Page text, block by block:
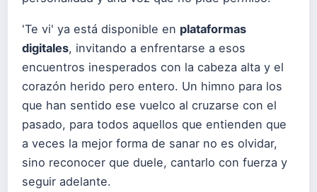
'Te vi' ya está disponible en plataformas
digitales, invitando a enfrentarse a esos
encuentros inesperados con la cabeza alta y el
corazón herido pero entero. Un himno para los
que han sentido ese vuelco al cruzarse con el
pasado, para todos aquellos que entienden que
a veces la mejor forma de sanar no es olvidar,
sino reconocer que duele, cantarlo con fuerza y
seguir adelante.